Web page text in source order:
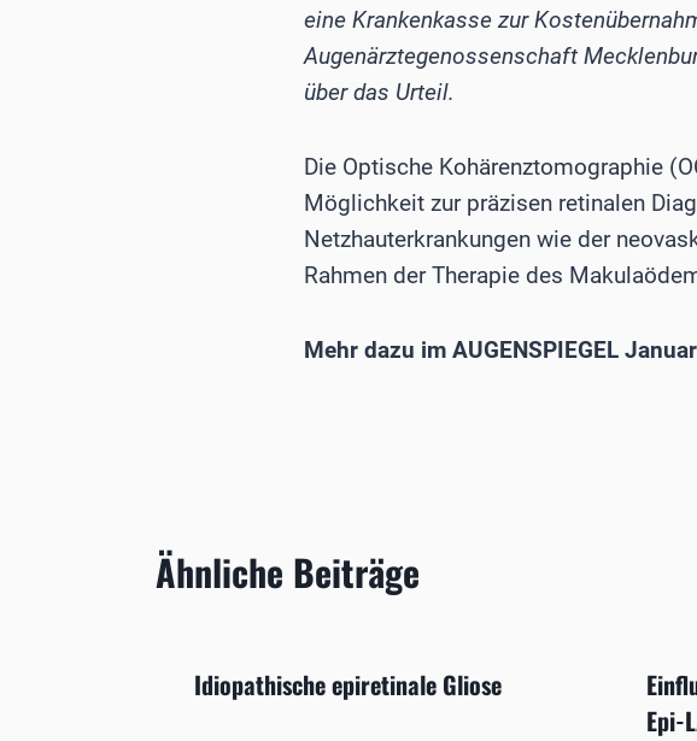
eine Krankenkasse zur
Augenärztegenossenschaft
über das Urteil.
Die Optische Kohärenztomographie
Möglichkeit zur präzisen retinalen
Netzhauterkrankungen wie der
Rahmen der Therapie des
Mehr dazu im AUGENSPIEGEL
Ähnliche Beiträge
Idiopathische epiretinale Gliose
Epi-